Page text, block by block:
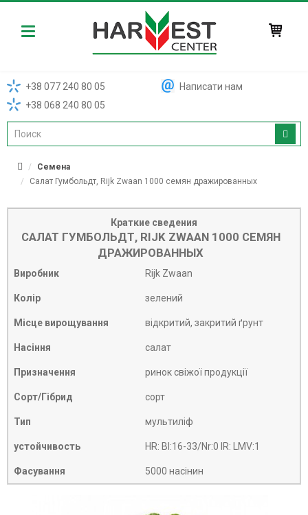
Harvest
+38 077 240 80 05
+38 068 240 80 05
Написати нам
Семена
Салат Гумбольдт, Rijk Zwaan 1000 семян дражированных
Краткие сведения
САЛАТ ГУМБОЛЬДТ, RIJK ZWAAN 1000 СЕМЯН
ДРАЖИРОВАННЫХ
Виробник Rijk Zwaan
Колір зелений
Місце вирощування відкритий, закритий ґрунт
Насіння салат
Призначення ринок свіжої продукції
Сорт/Гібрид сорт
Тип мультиліф
устойчивость HR: Bl:16-33/Nr:0 IR: LMV:1
Фасування 5000 насінин